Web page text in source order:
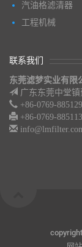
汽油格滤清器
工程机械
联系我们
东莞滤梦实业有限
广东东莞中堂
+86-0769-
+86-0769-